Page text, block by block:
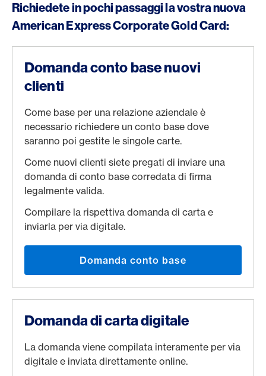
Richiedete in pochi passaggi la vostra nuova
American Express Corporate Gold Card:
Domanda conto base nuovi
clienti
Come base per una relazione aziendale è
necessario richiedere un conto base dove
saranno poi gestite le singole carte.
Come nuovi clienti siete pregati di inviare una
domanda di conto base corredata di firma
legalmente valida.
Compilare la rispettiva domanda di carta e
inviarla per via digitale.
Domanda conto base
Domanda di carta digitale
La domanda viene compilata interamente per via
digitale e inviata direttamente online.